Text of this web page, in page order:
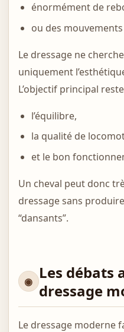
énormément de
ou des
Le dressage ne
uniquement
L’objectif principal
l’équilibre,
la qualité de
et le bon
Un cheval peut donc
dressage sans
“dansants”.
Les débats
dressage
Le dressage moderne